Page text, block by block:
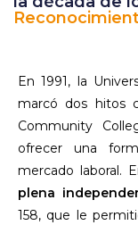
En 1991, la
marcó dos hitos
Community
ofrecer una
mercado laboral.
plena
158, que le